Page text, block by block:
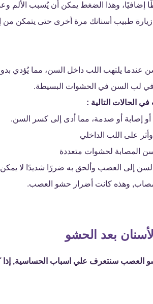
وهذا الضغط يمكن أن يُسبب الألم
زيارة طبيب أسنانك مرة أخرى حتى يتمكن
عندما يلتهب اللب داخل السن، مما يُؤدي
في لب السن في الحشوات البسيطة.
الحالات التالية :
إصابة أو صدمة، مما أدى إلى كسر السن.
على اللب الداخلي
المصابة لحشوات متعددة
إلى العصب وألحق به ضررًا شديدًا لا يمكن
وهذه كانت أضرار حشو العصب.
بعد الحشو
العصب سنتعرف علي اسباب الحساسية, إذا